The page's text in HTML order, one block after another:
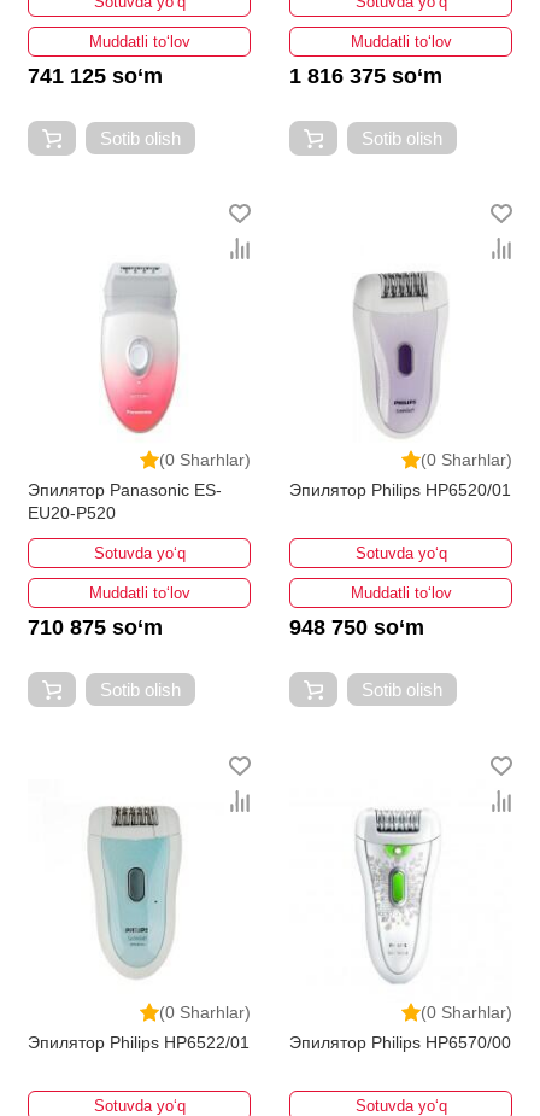
Muddatli to‘lov
741 125 so‘m
Sotib olish
Muddatli to‘lov
1 816 375 so‘m
Sotib olish
(0 Sharhlar)
Эпилятор Panasonic ES-
EU20-P520
Sotuvda yo‘q
Muddatli to‘lov
710 875 so‘m
Sotib olish
(0 Sharhlar)
Эпилятор Philips HP6520/01
Sotuvda yo‘q
Muddatli to‘lov
948 750 so‘m
Sotib olish
(0 Sharhlar)
Эпилятор Philips HP6522/01
Sotuvda yo‘q
(0 Sharhlar)
Эпилятор Philips HP6570/00
Sotuvda yo‘q